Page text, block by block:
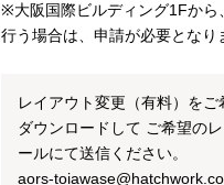
※大阪国際ビルディング1Fから
行う場合は、申請が必要となり
レイアウト変更（有料）を
ダウンロードして ご希望の
ールにて送信ください。
aors-